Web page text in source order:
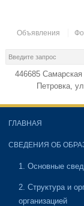
Объявления
446685
Петровка,
ГЛАВНАЯ
СВЕДЕНИЯ ОБ
1. Основные
2. Структура и
организацией